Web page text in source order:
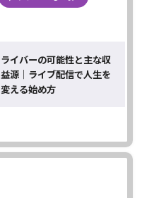
ライバーの可能性と主な収
益源｜ライブ配信で人生を
変える始め方